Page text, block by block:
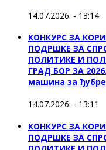
14.07.2026. - 13:14
КОНКУРС ЗА
ПОДРШКЕ ЗА
ПОЛИТИКЕ И
ГРАД БОР ЗА
машина за
14.07.2026. - 13:11
КОНКУРС ЗА
ПОДРШКЕ ЗА